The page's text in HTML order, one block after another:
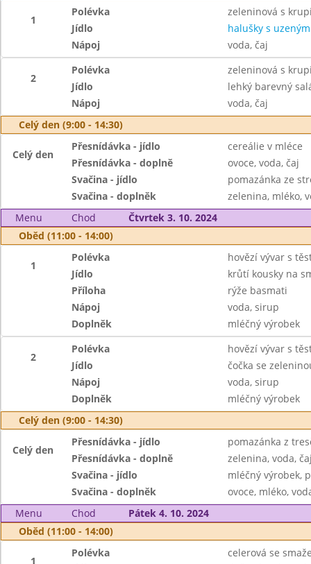
1
Polévka
zeleninová s
Jídlo
halušky s
Nápoj
voda, čaj
2
Polévka
zeleninová s
Jídlo
lehký barevný
Nápoj
voda, čaj
Celý den (9:00 - 14:30)
Celý den
Přesnídávka - jídlo
cereálie v mléce
Přesnídávka - doplně
ovoce, voda, čaj
Svačina - jídlo
pomazánka ze
Svačina - doplněk
zelenina, mléko,
Menu
Chod
Čtvrtek 3. 10. 2024
Oběd (11:00 - 14:00)
1
Polévka
hovězí vývar s
Jídlo
krůtí kousky na
Příloha
rýže basmati
Nápoj
voda, sirup
Doplněk
mléčný výrobek
2
Polévka
hovězí vývar s
Jídlo
čočka se
Nápoj
voda, sirup
Doplněk
mléčný výrobek
Celý den (9:00 - 14:30)
Celý den
Přesnídávka - jídlo
pomazánka z
Přesnídávka - doplně
zelenina, voda,
Svačina - jídlo
mléčný výrobek,
Svačina - doplněk
ovoce, mléko,
Menu
Chod
Pátek 4. 10. 2024
Oběd (11:00 - 14:00)
1
Polévka
celerová se